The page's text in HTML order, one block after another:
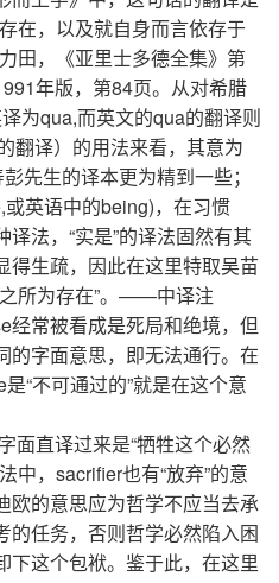
在，以及就自身而言依存于
田，《亚里士多德全集》第
年版，第84页。从对希腊
为qua,而英文的qua的翻译则
翻译）的用法来看，其意为
先生的译本更为精到一些；
或英语中的being)，在习惯
译法，“实是”的译法固然有其
得生疏，因此在这里特取吴苗
所为存在”。——中译注
常被看成是死局和绝境，但
的字面意思，即无法通行。在
“不可通过的”就是在这个意
面直译过来是“牺牲这个必然
中，sacrifier也有“放弃”的意
欧的意思应为哲学不应当去承
的任务，否则哲学必然陷入困
下这个包袱。鉴于此，在这里